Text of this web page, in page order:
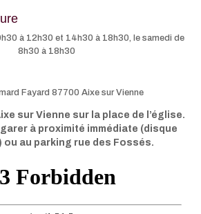
à 12h30 et 14h30 à 18h30, le samedi de
8h30 à 18h30
Fayard 87700 Aixe sur Vienne
sur Vienne sur la place de l’église.
à proximité immédiate (disque
ou au parking rue des Fossés.